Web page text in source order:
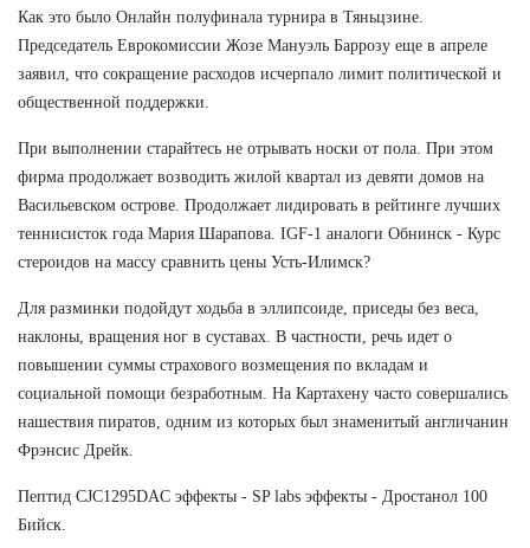
Как это было Онлайн полуфинала турнира в Тяньцзине.
Председатель Еврокомиссии Жозе Мануэль Баррозу еще в апреле
заявил, что сокращение расходов исчерпало лимит политической и
общественной поддержки.
При выполнении старайтесь не отрывать носки от пола. При этом
фирма продолжает возводить жилой квартал из девяти домов на
Васильевском острове. Продолжает лидировать в рейтинге лучших
теннисисток года Мария Шарапова. IGF-1 аналоги Обнинск - Курс
стероидов на массу сравнить цены Усть-Илимск?
Для разминки подойдут ходьба в эллипсоиде, приседы без веса,
наклоны, вращения ног в суставах. В частности, речь идет о
повышении суммы страхового возмещения по вкладам и
социальной помощи безработным. На Картахену часто совершались
нашествия пиратов, одним из которых был знаменитый англичанин
Фрэнсис Дрейк.
Пептид CJC1295DAC эффекты - SP labs эффекты - Дростанол 100
Бийск.